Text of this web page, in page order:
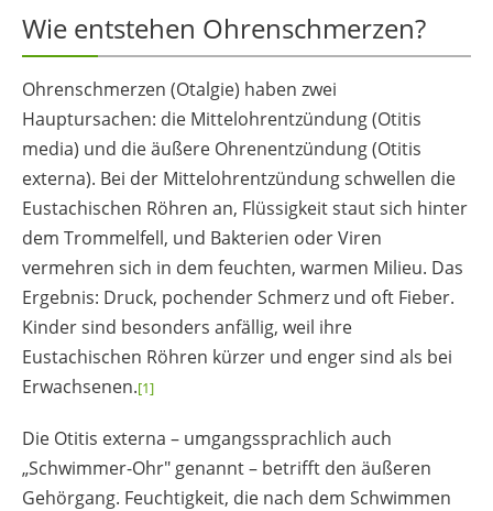
Wie entstehen Ohrenschmerzen?
Ohrenschmerzen (Otalgie) haben zwei
Hauptursachen: die Mittelohrentzündung (Otitis
media) und die äußere Ohrenentzündung (Otitis
externa). Bei der Mittelohrentzündung schwellen die
Eustachischen Röhren an, Flüssigkeit staut sich hinter
dem Trommelfell, und Bakterien oder Viren
vermehren sich in dem feuchten, warmen Milieu. Das
Ergebnis: Druck, pochender Schmerz und oft Fieber.
Kinder sind besonders anfällig, weil ihre
Eustachischen Röhren kürzer und enger sind als bei
Erwachsenen.[1]
Die Otitis externa – umgangssprachlich auch
„Schwimmer-Ohr" genannt – betrifft den äußeren
Gehörgang. Feuchtigkeit, die nach dem Schwimmen